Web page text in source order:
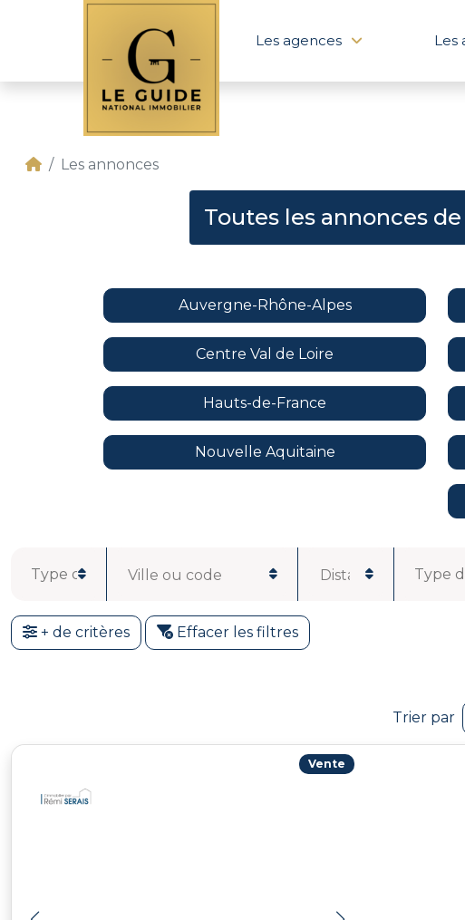
Les agences Les
Les annonces
Toutes les annonces
Auvergne-Rhône-Alpes
Centre Val de Loire
Hauts-de-France
Nouvelle Aquitaine
Ville ou code
Distance
+ de critères Effacer les filtres
Trier par
Vente